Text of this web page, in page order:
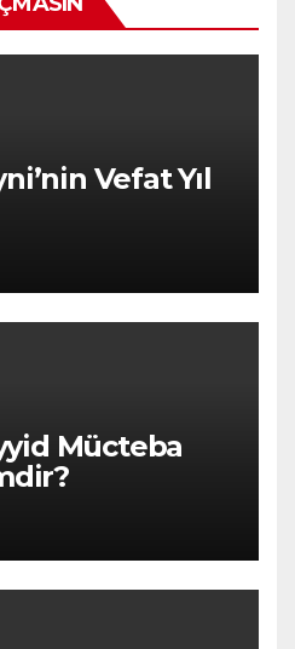
Vefat Yıl
Mücteba